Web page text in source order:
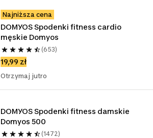
Najniższa cena
DOMYOS Spodenki fitness cardio
męskie Domyos
(653)
19,99 zł
Otrzymaj jutro
DOMYOS Spodenki fitness damskie
Domyos 500
(1472)